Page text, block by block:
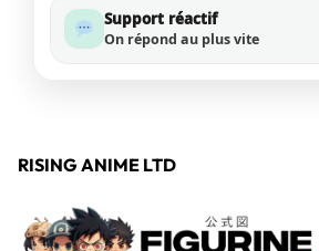
Support réactif
On répond au plus vite
RISING ANIME LTD